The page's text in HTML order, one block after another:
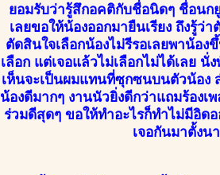
ยอมรับว่ารู้สึกอคติกับชื่อนิดๆ ชื่อนก
เลยขอให้น้องออกมายืนเรียง ถึงรู้ว่
ตัดสินใจเลือกน้องไม่รีรอเลยพาน้อ
เลือก แต่เจอแล้วไม่เลือกไม่ได้เลย
เห็นจะเป็นผมแทนที่ซุกซนบนตัวน้อง
น้องดีมากๆ งานนัวยิ่งดีกว่าแถมร้อง
ร่วมดีสุดๆ ขอให้ทำอะไรก็ทำไม่มีอิ
เจอกันมาตั้งน